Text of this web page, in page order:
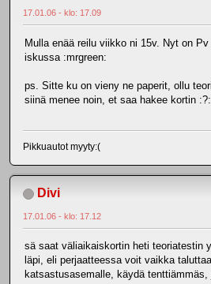
17.01.06 - klo: 17.09
Mulla enää reilu viikko ni 15v. Nyt on
iskussa :mrgreen:
ps. Sitte ku on vieny ne paperit, ollu
siinä menee noin, et saa hakee kortin :?:
Pikkuautot myyty:(
Divi
17.01.06 - klo: 17.12
sä saat väliaikaiskortin heti teoriatestin
läpi, eli perjaatteessa voit vaikka
katsastusasemalle, käydä